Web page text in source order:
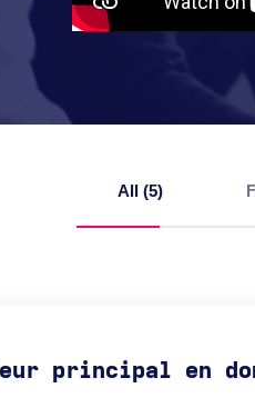
All (5)
principal en